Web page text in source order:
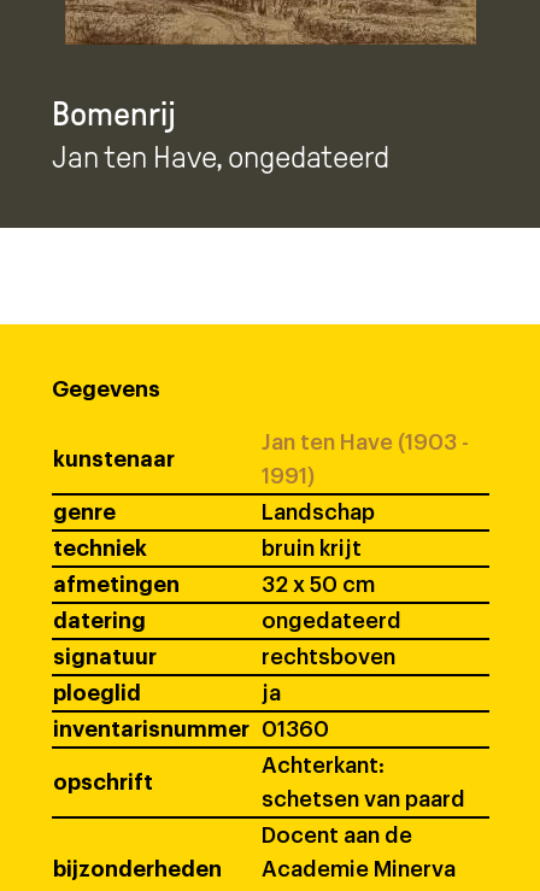
Bomenrij
Jan ten Have, ongedateerd
Gegevens
kunstenaar
Jan ten Have (1903 -
1991)
genre
Landschap
techniek
bruin krijt
afmetingen
32 x 50 cm
datering
ongedateerd
signatuur
rechtsboven
ploeglid
ja
inventarisnummer
01360
opschrift
Achterkant:
schetsen van paard
bijzonderheden
Docent aan de
Academie Minerva